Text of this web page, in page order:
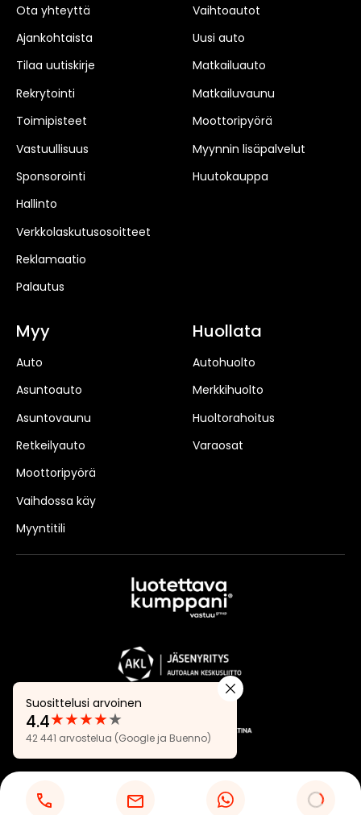
Suosittelusi arvoinen
Arvostelut:
4.4
★★★★★
4.4
42 441 arvostelua (Google ja Buenno)
Ota yhteyttä
Ajankohtaista
Tilaa uutiskirje
Rekrytointi
Toimipisteet
Vastuullisuus
Sponsorointi
Hallinto
Verkkolaskutusosoitteet
Reklamaatio
Palautus
Vaihtoautot
Uusi auto
Matkailuauto
Matkailuvaunu
Moottoripyörä
Myynnin lisäpalvelut
Huutokauppa
Myy
Auto
Asuntoauto
Asuntovaunu
Retkeilyauto
Moottoripyörä
Vaihdossa käy
Myyntitili
Huollata
Autohuolto
Merkkihuolto
Huoltorahoitus
Varaosat
Tietosuojaseloste Evästeasetukset